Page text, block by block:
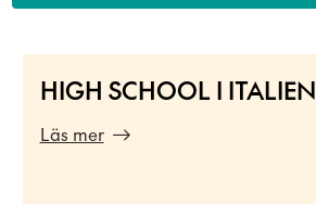
HIGH SCHOOL I ITALIEN
Läs mer